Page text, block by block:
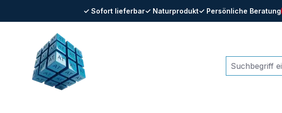
✓ Sofort lieferbar✓ Naturprodukt✓ Persönliche Beratung
Hauptinhalt springen
Zur Suche springen
Zur Hauptnavigation springen